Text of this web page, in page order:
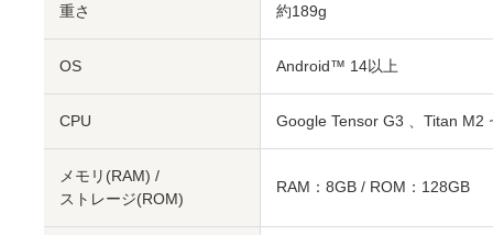
重さ 約189g
OS Android™ 14以上
CPU Google Tensor G3 、Titan M2
メモリ(RAM) /
ストレージ(ROM)
RAM：8GB / ROM：128GB